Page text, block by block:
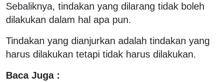
Sebaliknya, tindakan yang dilarang tidak boleh
dilakukan dalam hal apa pun.
Tindakan yang dianjurkan adalah tindakan yang
harus dilakukan tetapi tidak harus dilakukan.
Baca Juga :